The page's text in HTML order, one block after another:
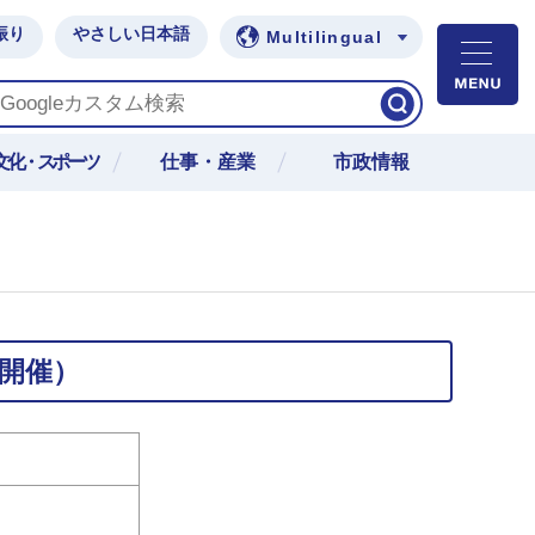
り やさしい日本語 Multilingual
化・スポーツ 仕事・産業 市政情報
催）